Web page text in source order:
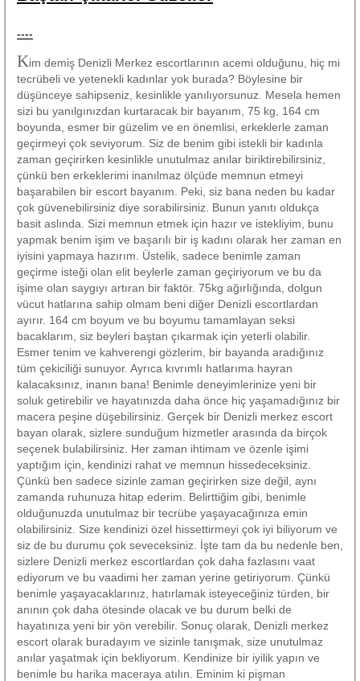
----
Kim demiş Denizli Merkez escortlarının acemi olduğunu, hiç mi
tecrübeli ve yetenekli kadınlar yok burada? Böylesine bir
düşünceye sahipseniz, kesinlikle yanılıyorsunuz. Mesela hemen
sizi bu yanılgınızdan kurtaracak bir bayanım, 75 kg, 164 cm
boyunda, esmer bir güzelim ve en önemlisi, erkeklerle zaman
geçirmeyi çok seviyorum. Siz de benim gibi istekli bir kadınla
zaman geçirirken kesinlikle unutulmaz anılar biriktirebilirsiniz,
çünkü ben erkeklerimi inanılmaz ölçüde memnun etmeyi
başarabilen bir escort bayanım. Peki, siz bana neden bu kadar
çok güvenebilirsiniz diye sorabilirsiniz. Bunun yanıtı oldukça
basit aslında. Sizi memnun etmek için hazır ve istekliyim, bunu
yapmak benim işim ve başarılı bir iş kadını olarak her zaman en
iyisini yapmaya hazırım. Üstelik, sadece benimle zaman
geçirme isteği olan elit beylerle zaman geçiriyorum ve bu da
işime olan saygıyı artıran bir faktör. 75kg ağırlığında, dolgun
vücut hatlarına sahip olmam beni diğer Denizli escortlardan
ayırır. 164 cm boyum ve bu boyumu tamamlayan seksi
bacaklarım, siz beyleri baştan çıkarmak için yeterli olabilir.
Esmer tenim ve kahverengi gözlerim, bir bayanda aradığınız
tüm çekiciliği sunuyor. Ayrıca kıvrımlı hatlarıma hayran
kalacaksınız, inanın bana! Benimle deneyimlerinize yeni bir
soluk getirebilir ve hayatınızda daha önce hiç yaşamadığınız bir
macera peşine düşebilirsiniz. Gerçek bir Denizli merkez escort
bayan olarak, sizlere sunduğum hizmetler arasında da birçok
seçenek bulabilirsiniz. Her zaman ihtimam ve özenle işimi
yaptığım için, kendinizi rahat ve memnun hissedeceksiniz.
Çünkü ben sadece sizinle zaman geçirirken size değil, aynı
zamanda ruhunuza hitap ederim. Belirttiğim gibi, benimle
olduğunuzda unutulmaz bir tecrübe yaşayacağınıza emin
olabilirsiniz. Size kendinizi özel hissettirmeyi çok iyi biliyorum ve
siz de bu durumu çok seveceksiniz. İşte tam da bu nedenle ben,
sizlere Denizli merkez escortlardan çok daha fazlasını vaat
ediyorum ve bu vaadimi her zaman yerine getiriyorum. Çünkü
benimle yaşayacaklarınız, hatırlamak isteyeceğiniz türden, bir
anının çok daha ötesinde olacak ve bu durum belki de
hayatınıza yeni bir yön verebilir. Sonuç olarak, Denizli merkez
escort olarak buradayım ve sizinle tanışmak, size unutulmaz
anılar yaşatmak için bekliyorum. Kendinize bir iyilik yapın ve
benimle bu harika maceraya atılın. Eminim ki pişman